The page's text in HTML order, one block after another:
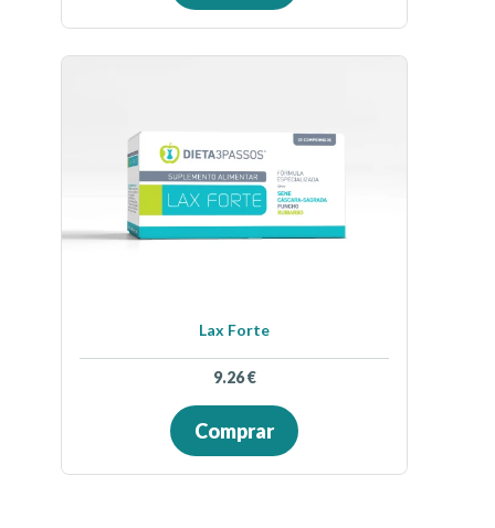
Lax Forte
9.26€
Comprar